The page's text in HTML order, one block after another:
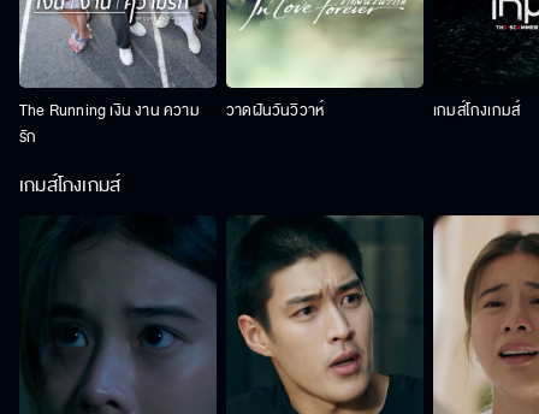
The Running เงิน งาน ความ
รัก
วาดฝันวันวิวาห์ เกมส์โกงเกมส์
เกมส์โกงเกมส์